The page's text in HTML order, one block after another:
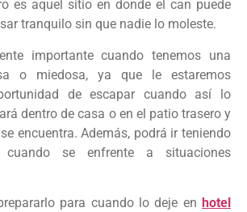
es aquel sitio en donde el can puede
tranquilo sin que nadie lo moleste.
importante cuando tenemos una
o miedosa, ya que le estaremos
de escapar cuando así lo
dentro de casa o en el patio trasero y
encuentra. Además, podrá ir teniendo
cuando se enfrente a situaciones
para cuando lo deje en hotel